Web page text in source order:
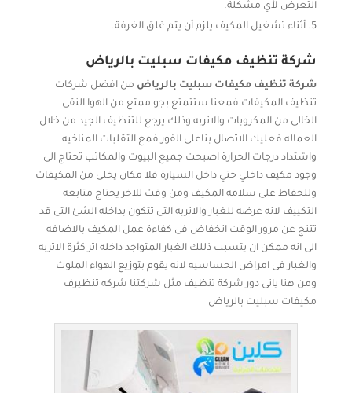
التعرض لأي مشكلة.
أثناء تشغيل المكيف يلزم أن يتم غلق الغرفة.
شركة تنظيف مكيفات سبليت بالرياض
شركة تنظيف مكيفات سبليت بالرياض من افضل شركات
تنظيف المكيفات فمعنا ستتمتع بجو ممتع من الهوا النقى
الخالى من المكروبات والاتربه وذلك يرجع للتنظيف الجيد من خلال
العماله فعليك الاتصال بناعلى الفور فمع التقلبات المناخيه
واشتداد درجات الحرارة اصبحت جميع البيوت والمكاتب تحتاج الى
وجود مكيف داخلي حتي داخل السيارة فلا مكان يخلى من المكيفات
وللحفاظ على سلامه المكيف ومن وقت للاخر يحتاج متابعه
التكييف لانه عرضه للغبار والاتربه التى تتكون بداخله الشئ التى قد
تتنج عن مرور الوقت انخفاض فى كفاءة عمل المكيف بالاضافه
الى انه ممكن ان يتسبب ذللك الغبار المتواجد داخله اثر كثرة الاتربه
والغبار فى امراض الحساسيه لانه يقوم بتوزيع الهواء الملوث
ومن هنا ياتى دور شركة تنظيف مثل شركتنا شركه تنظيرف
مكيفات سبليت بالرياض